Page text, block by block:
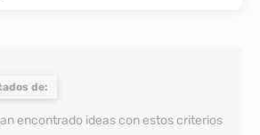
de:
encontrado ideas con estos criterios